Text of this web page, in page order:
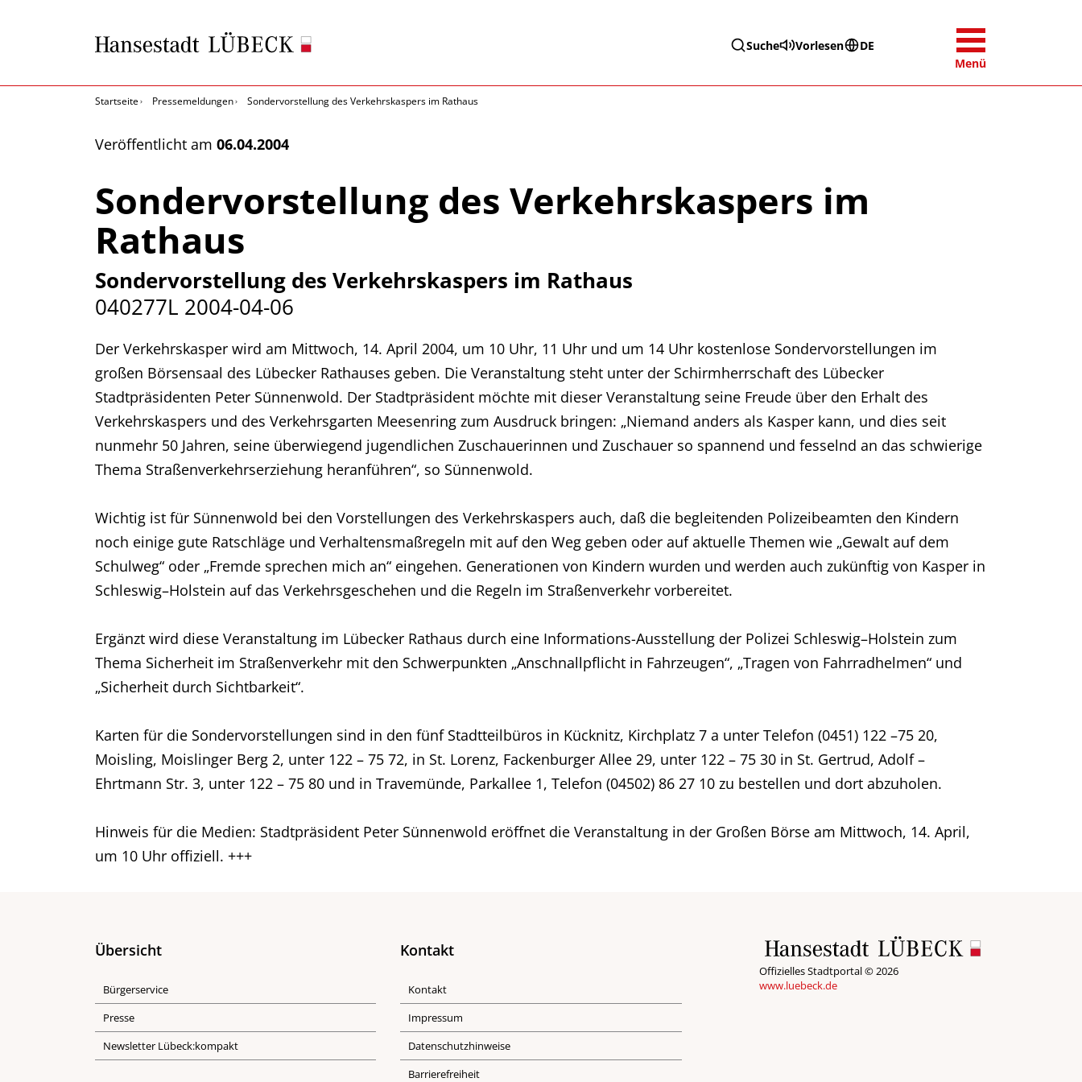
Suche Vorlesen
DE
Menü
Startseite Pressemeldungen Sondervorstellung des Verkehrskaspers im Rathaus
Veröffentlicht am 06.04.2004
Sondervorstellung des Verkehrskaspers im
Rathaus
Sondervorstellung des Verkehrskaspers im Rathaus
040277L 2004-04-06
Der Verkehrskasper wird am Mittwoch, 14. April 2004, um 10 Uhr, 11 Uhr und um 14 Uhr kostenlose Sondervorstellungen im
großen Börsensaal des Lübecker Rathauses geben. Die Veranstaltung steht unter der Schirmherrschaft des Lübecker
Stadtpräsidenten Peter Sünnenwold. Der Stadtpräsident möchte mit dieser Veranstaltung seine Freude über den Erhalt des
Verkehrskaspers und des Verkehrsgarten Meesenring zum Ausdruck bringen: „Niemand anders als Kasper kann, und dies seit
nunmehr 50 Jahren, seine überwiegend jugendlichen Zuschauerinnen und Zuschauer so spannend und fesselnd an das schwierige
Thema Straßenverkehrserziehung heranführen“, so Sünnenwold.
Wichtig ist für Sünnenwold bei den Vorstellungen des Verkehrskaspers auch, daß die begleitenden Polizeibeamten den Kindern
noch einige gute Ratschläge und Verhaltensmaßregeln mit auf den Weg geben oder auf aktuelle Themen wie „Gewalt auf dem
Schulweg“ oder „Fremde sprechen mich an“ eingehen. Generationen von Kindern wurden und werden auch zukünftig von Kasper in
Schleswig–Holstein auf das Verkehrsgeschehen und die Regeln im Straßenverkehr vorbereitet.
Ergänzt wird diese Veranstaltung im Lübecker Rathaus durch eine Informations-Ausstellung der Polizei Schleswig–Holstein zum
Thema Sicherheit im Straßenverkehr mit den Schwerpunkten „Anschnallpflicht in Fahrzeugen“, „Tragen von Fahrradhelmen“ und
„Sicherheit durch Sichtbarkeit“.
Karten für die Sondervorstellungen sind in den fünf Stadtteilbüros in Kücknitz, Kirchplatz 7 a unter Telefon (0451) 122 –75 20,
Moisling, Moislinger Berg 2, unter 122 – 75 72, in St. Lorenz, Fackenburger Allee 29, unter 122 – 75 30 in St. Gertrud, Adolf –
Ehrtmann Str. 3, unter 122 – 75 80 und in Travemünde, Parkallee 1, Telefon (04502) 86 27 10 zu bestellen und dort abzuholen.
Hinweis für die Medien: Stadtpräsident Peter Sünnenwold eröffnet die Veranstaltung in der Großen Börse am Mittwoch, 14. April,
um 10 Uhr offiziell. +++
Übersicht
Bürgerservice
Presse
Newsletter Lübeck:kompakt
Kontakt
Kontakt
Impressum
Datenschutzhinweise
Barrierefreiheit
Offizielles Stadtportal © 2026
www.luebeck.de